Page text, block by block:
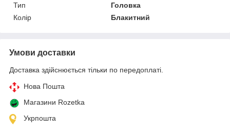
Тип
Головка
Колір
Блакитний
Умови доставки
Доставка здійснюється тільки по передоплаті.
Нова Пошта
Магазини Rozetka
Укрпошта